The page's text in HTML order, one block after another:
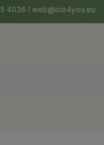
4036 / web@bio4you.eu